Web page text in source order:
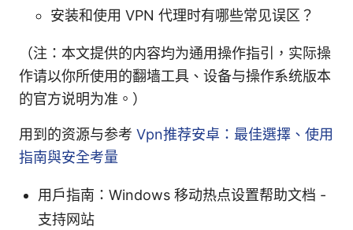
安装和使用 VPN 代理时有哪些常见误区？
（注：本文提供的内容均为通用操作指引，实际操
作请以你所使用的翻墙工具、设备与操作系统版本
的官方说明为准。）
用到的资源与参考 Vpn推荐安卓：最佳選擇、使用
指南與安全考量
用户指南：Windows 移动热点设置帮助文档 -
支持网站